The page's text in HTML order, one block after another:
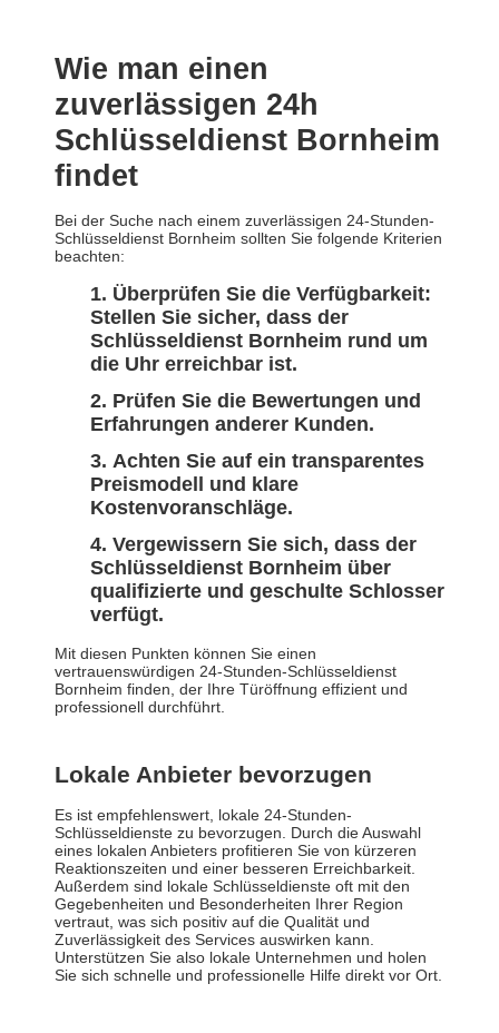
Wie man einen
zuverlässigen 24h
Schlüsseldienst Bornheim
findet
Bei der Suche nach einem zuverlässigen 24-Stunden-
Schlüsseldienst Bornheim sollten Sie folgende Kriterien
beachten:
Überprüfen Sie die Verfügbarkeit:
Stellen Sie sicher, dass der
Schlüsseldienst Bornheim rund um
die Uhr erreichbar ist.
Prüfen Sie die Bewertungen und
Erfahrungen anderer Kunden.
Achten Sie auf ein transparentes
Preismodell und klare
Kostenvoranschläge.
Vergewissern Sie sich, dass der
Schlüsseldienst Bornheim über
qualifizierte und geschulte Schlosser
verfügt.
Mit diesen Punkten können Sie einen
vertrauenswürdigen 24-Stunden-Schlüsseldienst
Bornheim finden, der Ihre Türöffnung effizient und
professionell durchführt.
Lokale Anbieter bevorzugen
Es ist empfehlenswert, lokale 24-Stunden-
Schlüsseldienste zu bevorzugen. Durch die Auswahl
eines lokalen Anbieters profitieren Sie von kürzeren
Reaktionszeiten und einer besseren Erreichbarkeit.
Außerdem sind lokale Schlüsseldienste oft mit den
Gegebenheiten und Besonderheiten Ihrer Region
vertraut, was sich positiv auf die Qualität und
Zuverlässigkeit des Services auswirken kann.
Unterstützen Sie also lokale Unternehmen und holen
Sie sich schnelle und professionelle Hilfe direkt vor Ort.